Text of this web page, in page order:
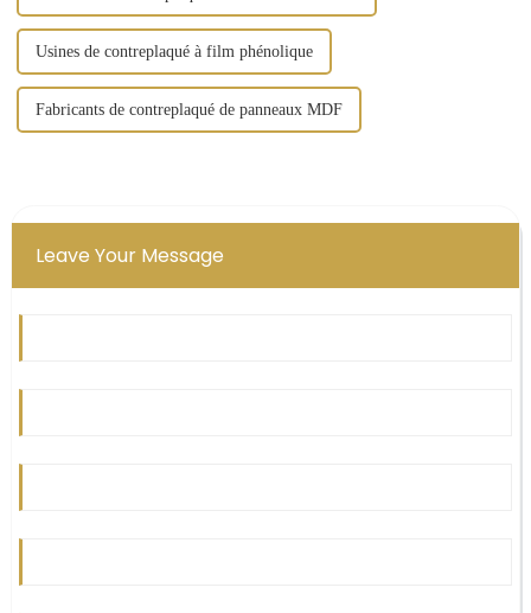
Usines de contreplaqué à film phénolique
Fabricants de contreplaqué de panneaux MDF
Leave Your Message